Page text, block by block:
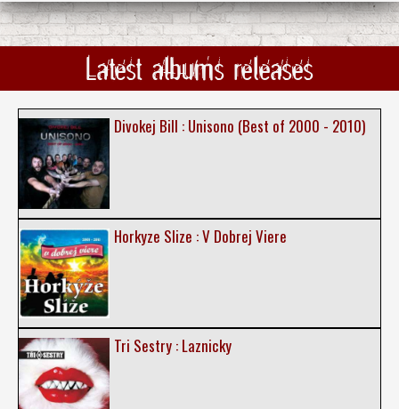
Latest albums releases
Divokej Bill : Unisono (Best of 2000 - 2010)
Horkyze Slize : V Dobrej Viere
Tri Sestry : Laznicky